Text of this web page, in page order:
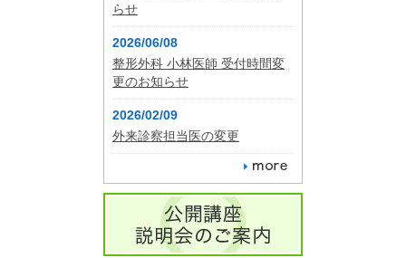
らせ
2026/06/08
整形外科 小林医師 受付時間変
更のお知らせ
2026/02/09
外来診察担当医の変更